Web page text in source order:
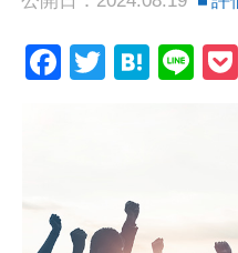
HRコラム
お知らせFacebook
Twitter